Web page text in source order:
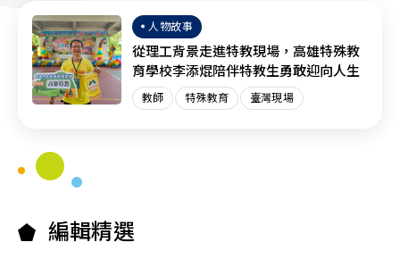
人物故事
從理工背景走進特教現場，高雄特殊教
育學校李添焜陪伴特教生勇敢迎向人生
教師 特殊教育 臺灣現場
編輯精選